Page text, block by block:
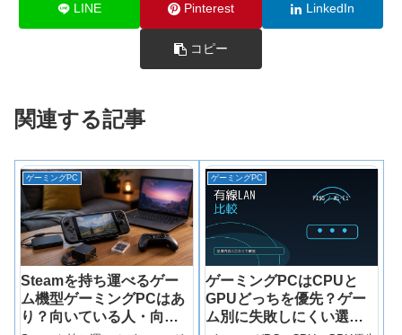
LINE Pinterest LinkedIn
コピー
関連する記事
ゲーミングPC
Steamを持ち運べるゲー
ム機型ゲーミングPCはあ
り？向いている人・向い
ゲーミングPC
ゲーミングPCはCPUと
GPUどっちを優先？ゲー
ム別に失敗しにくい選び